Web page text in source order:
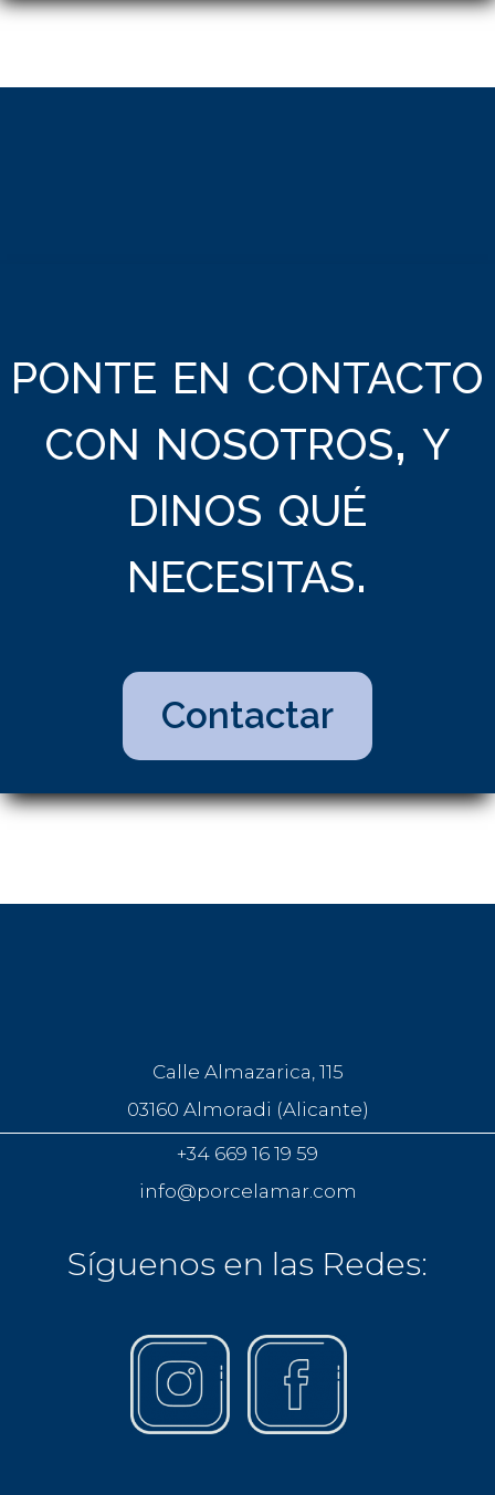
ponte en contacto
con nosotros, y
dinos qué
necesitas.
Contactar
Calle Almazarica, 115
03160 Almoradi (Alicante)
+34 669 16 19 59
info@porcelamar.com
Síguenos en las Redes: